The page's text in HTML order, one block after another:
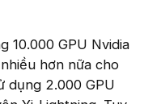
10.000 GPU Nvidia
hơn nữa cho
dụng 2.000 GPU